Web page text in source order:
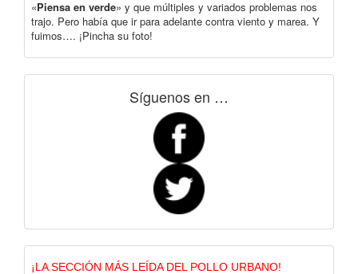
«Piensa en verde» y que múltiples y variados problemas nos
trajo. Pero había que ir para adelante contra viento y marea. Y
fuimos…. ¡Pincha su foto!
Síguenos en …
¡LA SECCIÓN MÁS LEÍDA DEL POLLO URBANO!